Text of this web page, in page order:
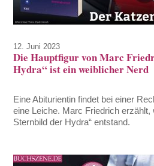
12. Juni 2023
Die Hauptfigur von Marc
Hydra“ ist ein weiblicher Nerd
Eine Abiturientin findet bei einer
eine Leiche. Marc Friedrich erzählt,
Sternbild der Hydra“ entstand.